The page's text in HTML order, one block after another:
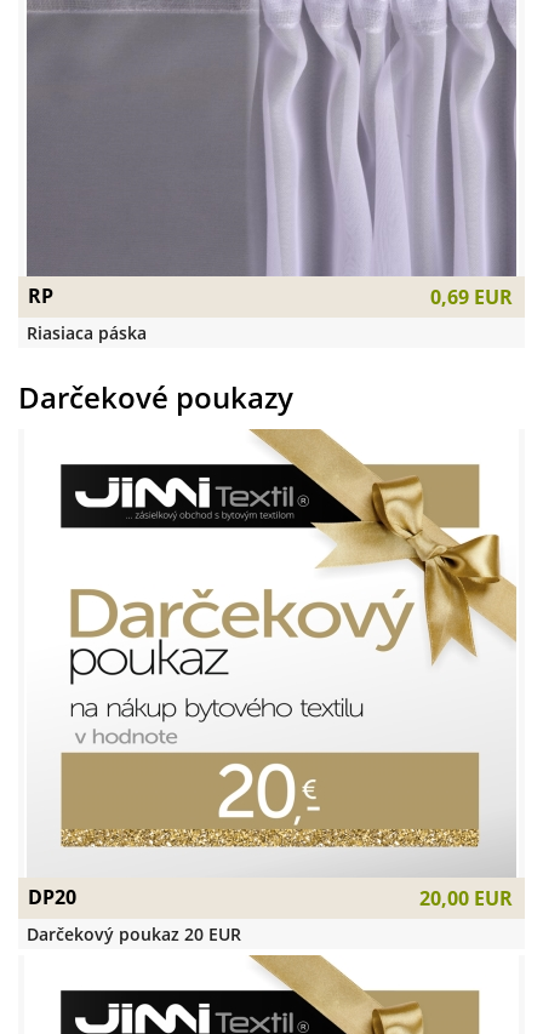
RP 0,69 EUR
Riasiaca páska
DP20 20,00 EUR
Darčekový poukaz 20 EUR
Darčekové poukazy